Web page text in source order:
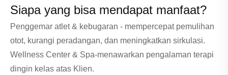
Siapa yang bisa mendapat manfaat?
Penggemar atlet & kebugaran - mempercepat pemulihan
otot, kurangi peradangan, dan meningkatkan sirkulasi.
Wellness Center & Spa-menawarkan pengalaman terapi
dingin kelas atas Klien.